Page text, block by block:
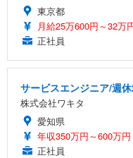
東京都
月給25万600円～32万
正社員
サービスエンジニア/週
株式会社ワキタ
愛知県
年収350万円～600万円
正社員